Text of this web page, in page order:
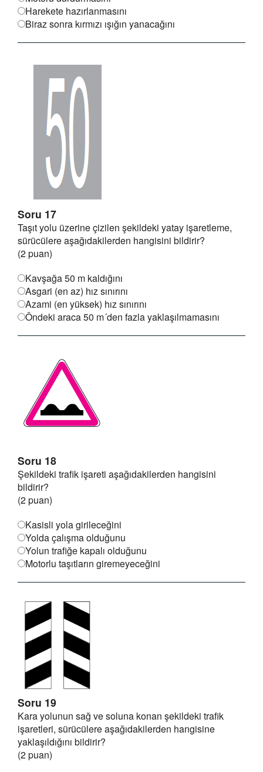
Harekete hazırlanmasını
Biraz sonra kırmızı ışığın yanacağını
Soru 17
Taşıt yolu üzerine çizilen şekildeki yatay işaretleme,
sürücülere aşağıdakilerden hangisini bildirir?
(2 puan)
Kavşağa 50 m kaldığını
Asgari (en az) hız sınırını
Azami (en yüksek) hız sınırını
Öndeki araca 50 m´den fazla yaklaşılmamasını
Soru 18
Şekildeki trafik işareti aşağıdakilerden hangisini
bildirir?
(2 puan)
Kasisli yola girileceğini
Yolda çalışma olduğunu
Yolun trafiğe kapalı olduğunu
Motorlu taşıtların giremeyeceğini
Soru 19
Kara yolunun sağ ve soluna konan şekildeki trafik
işaretleri, sürücülere aşağıdakilerden hangisine
yaklaşıldığını bildirir?
(2 puan)